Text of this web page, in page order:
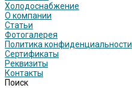
Холодоснабжение
О компании
Статьи
Фотогалерея
Политика конфиденциальности
Сертификаты
Реквизиты
Контакты
Поиск